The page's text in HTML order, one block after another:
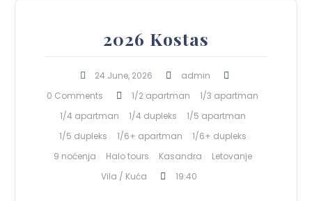
2026 Kostas
24 June, 2026
admin
0 Comments
1/2 apartman
1/3 apartman
1/4 apartman
1/4 dupleks
1/5 apartman
1/5 dupleks
1/6+ apartman
1/6+ dupleks
9 noćenja
Halo tours Kasandra
Letovanje
Vila / Kuća
19:40